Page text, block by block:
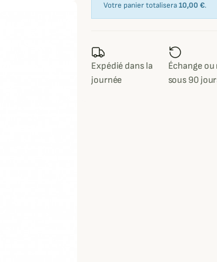
Votre panier totalisera10,00 €.
Expédié dans la
journée
Échange
sous 90